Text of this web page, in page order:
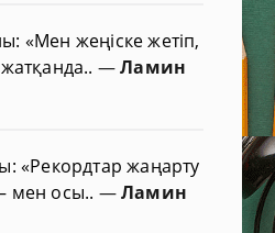
«Мен жеңіске жетіп,
—Ламин
«Рекордтар жаңарту
мен осы.. —Ламин